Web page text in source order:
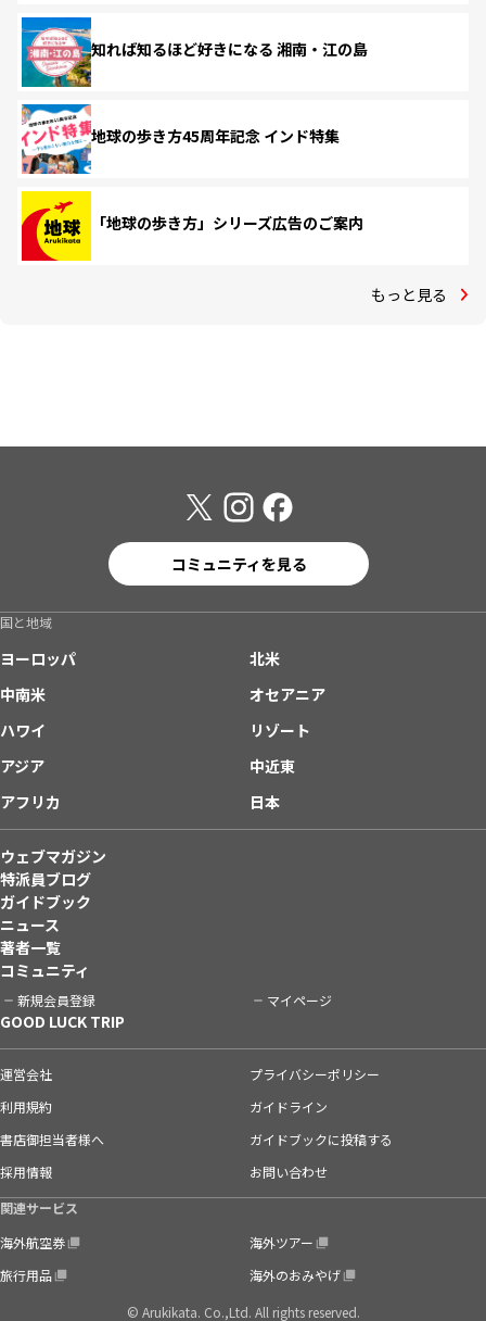
知れば知るほど好きになる 湘南・江の島
地球の歩き方45周年記念 インド特集
「地球の歩き方」シリーズ広告のご案内
もっと見る
コミュニティを見る
国と地域
ヨーロッパ
北米
中南米
オセアニア
ハワイ
リゾート
アジア
中近東
アフリカ
日本
ウェブマガジン
特派員ブログ
ガイドブック
ニュース
著者一覧
コミュニティ
新規会員登録 マイページ
GOOD LUCK TRIP
運営会社
プライバシーポリシー
利用規約
ガイドライン
書店御担当者様へ
ガイドブックに投稿する
採用情報
お問い合わせ
関連サービス
海外航空券
海外ツアー
旅行用品
海外のおみやげ
© Arukikata. Co.,Ltd. All rights reserved.